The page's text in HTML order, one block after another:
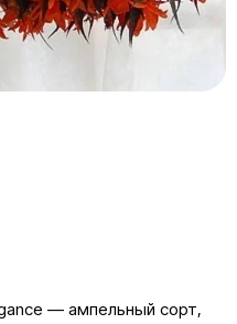
— ампельный сорт,